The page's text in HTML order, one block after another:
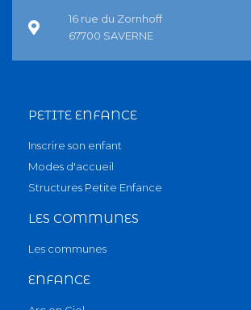
16 rue du Zornhoff
67700 SAVERNE
PETITE ENFANCE
Inscrire son enfant
Modes d'accueil
Structures Petite Enfance
LES COMMUNES
Les communes
ENFANCE